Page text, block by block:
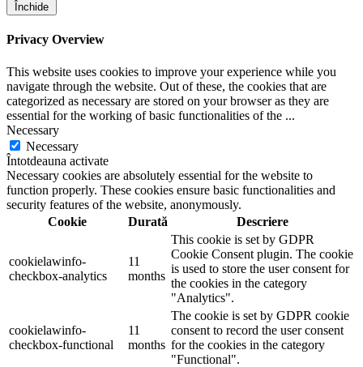
Închide
Privacy Overview
This website uses cookies to improve your experience while you
navigate through the website. Out of these, the cookies that are
categorized as necessary are stored on your browser as they are
essential for the working of basic functionalities of the ...
Necessary
Necessary
Întotdeauna activate
Necessary cookies are absolutely essential for the website to
function properly. These cookies ensure basic functionalities and
security features of the website, anonymously.
Cookie
Durată Descriere
cookielawinfo-
checkbox-analytics
11
months
This cookie is set by GDPR
Cookie Consent plugin. The cookie
is used to store the user consent for
the cookies in the category
"Analytics".
cookielawinfo-
checkbox-functional
11
months
The cookie is set by GDPR cookie
consent to record the user consent
for the cookies in the category
"Functional".